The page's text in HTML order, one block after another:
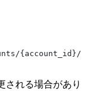
される場合があり